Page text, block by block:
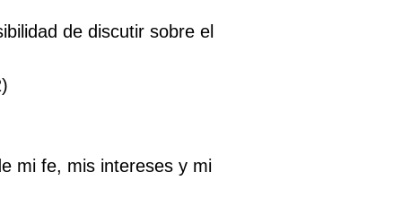
de discutir sobre el
mi fe, mis intereses y mi